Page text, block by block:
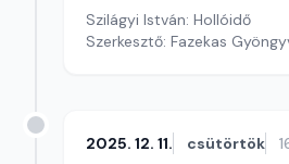
Szilágyi István: Hollóidő
Szerkesztő: Fazekas
2025. 12. 11. csütörtök